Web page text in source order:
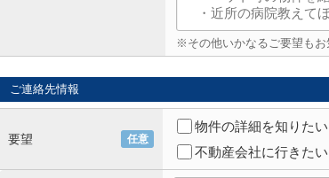
※その他いかなるご要望も
ご連絡先情報
要望 任意
物件の詳細を知りたい
不動産会社に行きたい